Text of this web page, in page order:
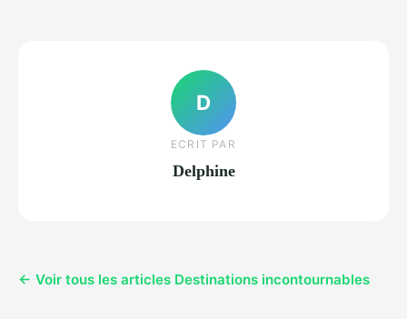
D
ECRIT PAR
Delphine
← Voir tous les articles Destinations incontournables